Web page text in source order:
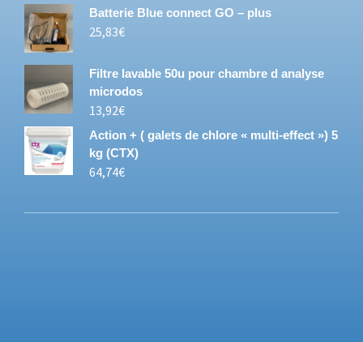
Batterie Blue connect GO – plus
25,83€
Filtre lavable 50u pour chambre d analyse
microdos
13,92€
Action + ( galets de chlore « multi-effect ») 5
kg (CTX)
64,74€